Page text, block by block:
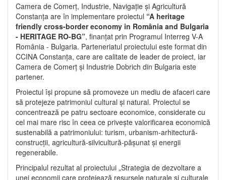
Camera de Comerț, Industrie, Navigație și Agricultură
Constanța are în implementare proiectul “A heritage
friendly cross-border economy in România and Bulgaria
- HERITAGE RO-BG”, finanțat prin Programul Interreg V-A
România - Bulgaria. Parteneriatul proiectului este format din
CCINA Constanța, care are calitate de leader de proiect, iar
Camera de Comerț și Industrie Dobrich din Bulgaria este
partener.
Proiectul își propune să promoveze un mediu de afaceri care
să protejeze patrimoniul cultural și natural. Proiectul se
concentrează pe patru sectoare economice, considerate cu
cel mai mare risc în ceea ce privește valorificarea economică
sustenabilă a patrimoniului: turism, urbanism-arhitectură-
construcții, agricultură-silvicultură-pășunat și energii
regenerabile.
Principalul rezultat al proiectului „Strategia de dezvoltare a
unei economii care protejează resursele naturale și culturale